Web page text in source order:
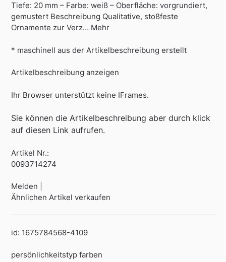
Tiefe: 20 mm – Farbe: weiß – Oberfläche: vorgrundiert,
gemustert Beschreibung Qualitative, stoßfeste
Ornamente zur Verz… Mehr
* maschinell aus der Artikelbeschreibung erstellt
Artikelbeschreibung anzeigen
Ihr Browser unterstützt keine IFrames.
Sie können die Artikelbeschreibung aber durch klick
auf diesen Link aufrufen.
Artikel Nr.:
0093714274
Melden |
Ähnlichen Artikel verkaufen
id: 1675784568-4109
persönlichkeitstyp farben